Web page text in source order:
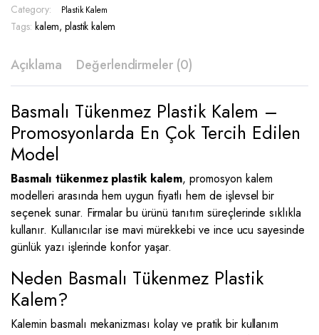
Category:
Plastik Kalem
Tags: kalem, plastik kalem
Açıklama Değerlendirmeler (0)
Basmalı Tükenmez Plastik Kalem –
Promosyonlarda En Çok Tercih Edilen
Model
Basmalı tükenmez plastik kalem, promosyon kalem
modelleri arasında hem uygun fiyatlı hem de işlevsel bir
seçenek sunar. Firmalar bu ürünü tanıtım süreçlerinde sıklıkla
kullanır. Kullanıcılar ise mavi mürekkebi ve ince ucu sayesinde
günlük yazı işlerinde konfor yaşar.
Neden Basmalı Tükenmez Plastik
Kalem?
Kalemin basmalı mekanizması kolay ve pratik bir kullanım